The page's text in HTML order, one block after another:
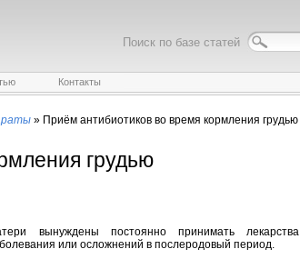
Поиск по базе статей
Контакты
» Приём антибиотиков во время кормления грудью
грудью
вынуждены постоянно принимать лекарства
или осложнений в послеродовый период.